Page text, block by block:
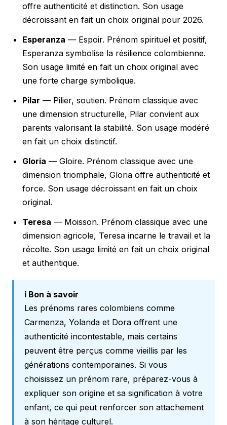
offre authenticité et distinction. Son usage
décroissant en fait un choix original pour 2026.
Esperanza — Espoir. Prénom spirituel et positif,
Esperanza symbolise la résilience colombienne.
Son usage limité en fait un choix original avec
une forte charge symbolique.
Pilar — Pilier, soutien. Prénom classique avec
une dimension structurelle, Pilar convient aux
parents valorisant la stabilité. Son usage modéré
en fait un choix distinctif.
Gloria — Gloire. Prénom classique avec une
dimension triomphale, Gloria offre authenticité et
force. Son usage décroissant en fait un choix
original.
Teresa — Moisson. Prénom classique avec une
dimension agricole, Teresa incarne le travail et la
récolte. Son usage limité en fait un choix original
et authentique.
ℹ️ Bon à savoir
Les prénoms rares colombiens comme
Carmenza, Yolanda et Dora offrent une
authenticité incontestable, mais certains
peuvent être perçus comme vieillis par les
générations contemporaines. Si vous
choisissez un prénom rare, préparez-vous à
expliquer son origine et sa signification à votre
enfant, ce qui peut renforcer son attachement
à son héritage culturel.